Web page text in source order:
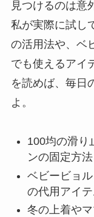
見つけるのは意
私が実際に試し
の活用法や、ベ
でも使えるアイ
を読めば、毎日
よ。
100均の滑り
ンの固定方法
ベビービョ
の代用アイテ
冬の上着や